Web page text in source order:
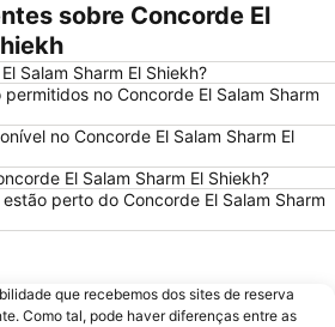
sobre Concorde El
Salam Sharm El Shiekh?
no Concorde El Salam Sharm
no Concorde El Salam Sharm El
El Salam Sharm El Shiekh?
perto do Concorde El Salam Sharm
que recebemos dos sites de reserva
Como tal, pode haver diferenças entre as